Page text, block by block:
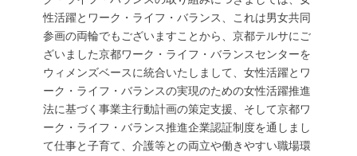
性活躍とワーク・ライフ・バランス、これは男女共同
参画の両輪でもございますことから、京都テルサにご
ざいました京都ワーク・ライフ・バランスセンターを
ウィメンズベースに統合いたしまして、女性活躍とワ
ーク・ライフ・バランスの実現のための女性活躍推進
法に基づく事業主行動計画の策定支援、そして京都ワ
ーク・ライフ・バランス推進企業認証制度を通しまし
て仕事と子育て、介護等との両立や働きやすい職場環